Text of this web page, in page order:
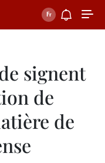
signent
de
de